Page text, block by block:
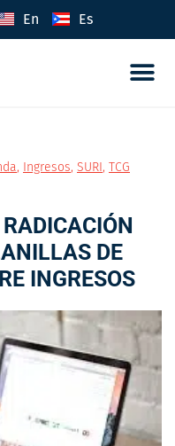
En Es
, Ingresos, SURI, TCG
DE
INGRESOS